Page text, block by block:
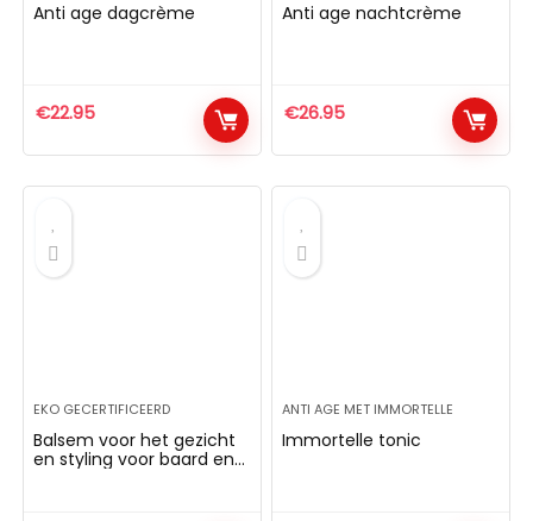
Anti age dagcrème
€22.95
Anti age nachtcrème
€26.95
EKO GECERTIFICEERD
Balsem voor het gezicht
en styling voor baard en
ANTI AGE MET IMMORTELLE
Immortelle tonic